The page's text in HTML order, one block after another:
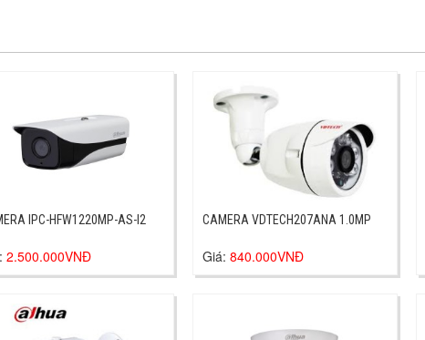
IPC-HFW1220MP-AS-I2
2.500.000VNĐ
CAMERA VDTECH207ANA 1.0MP
Giá: 840.000VNĐ